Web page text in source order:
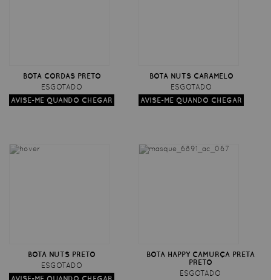
BOTA CORDAS PRETO
ESGOTADO
BOTA NUTS CARAMELO
ESGOTADO
BOTA NUTS PRETO
ESGOTADO
BOTA HAPPY CAMURÇA PRETA
PRETO
ESGOTADO